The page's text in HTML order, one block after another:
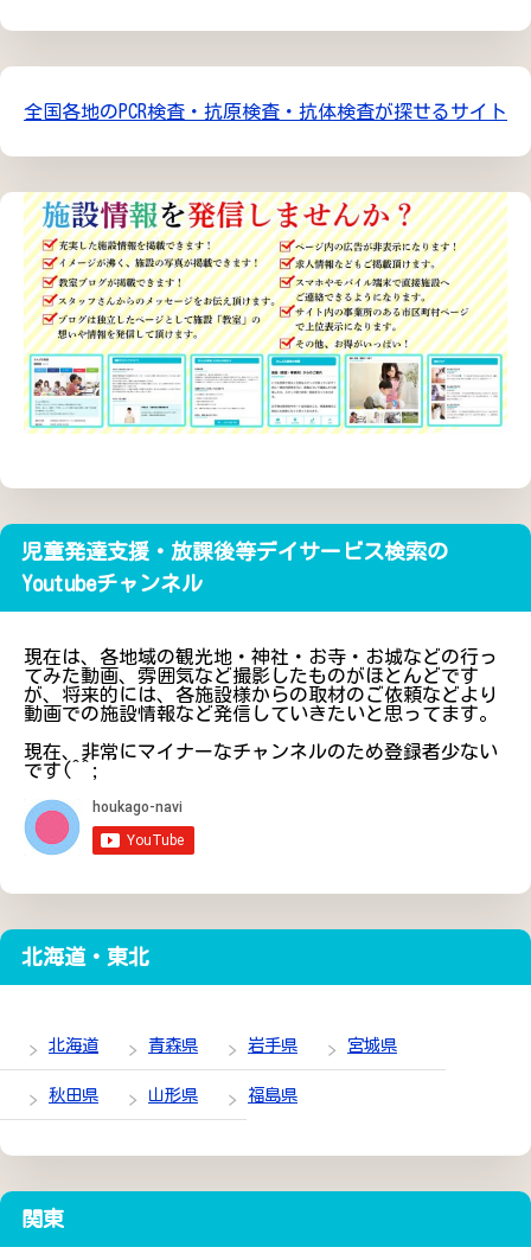
全国各地のPCR検査・抗原検査・抗体検査が探せるサイト
児童発達支援・放課後等デイサービス検索の
Youtubeチャンネル
現在は、各地域の観光地・神社・お寺・お城などの行っ
てみた動画、雰囲気など撮影したものがほとんどです
が、将来的には、各施設様からの取材のご依頼などより
動画での施設情報など発信していきたいと思ってます。
現在、非常にマイナーなチャンネルのため登録者少ない
です(^^;
北海道・東北
北海道 青森県 岩手県 宮城県
秋田県 山形県 福島県
関東